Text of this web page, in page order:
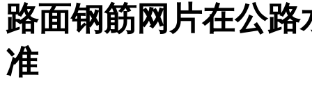
路面钢筋网片在公
准